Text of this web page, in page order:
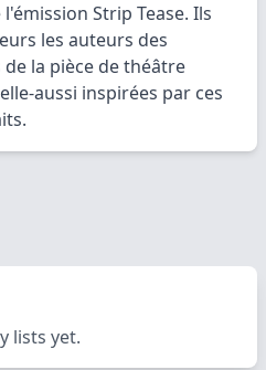
l'émission Strip Tease. Ils
les auteurs des
la pièce de théâtre
aussi inspirées par ces
lists yet.